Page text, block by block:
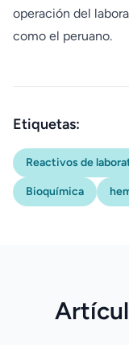
operación del
como el peruano.
Etiquetas:
Reactivos de
Bioquímica